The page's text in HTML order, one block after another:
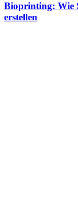
Bioprinting: Wie
erstellen